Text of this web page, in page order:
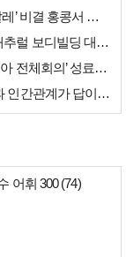
[홍콩한인] 세계 무대 누비는 ‘K-발레’ 비결 홍콩서 연다… 정발레스튜…
[홍콩한인] 이흥수 약사, 세계적 내추럴 보디빌딩 대회 WNBF 홍콩서 …
[홍콩한인] 민주평통 ‘2026 유라시아 전체회의’ 성료… 이재명 대통령…
[인터뷰] "불확실한 미래, 성실함과 인간관계가 답이다"… 최강욱 한은 …
어휘 300 (74)